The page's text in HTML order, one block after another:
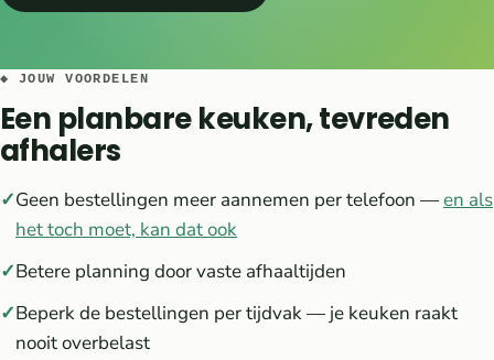
◆ JOUW VOORDELEN
Een planbare keuken, tevreden
afhalers
Geen bestellingen meer aannemen per telefoon —en als
het toch moet, kan dat ook
Betere planning door vaste afhaaltijden
Beperk de bestellingen per tijdvak — je keuken raakt
nooit overbelast